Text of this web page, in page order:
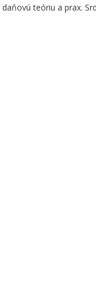
teóriu a prax.